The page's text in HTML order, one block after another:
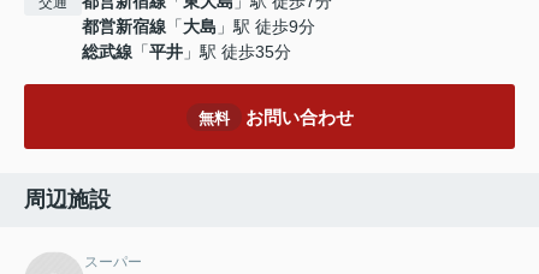
都営新宿線 「大島 」駅 徒歩9分
総武線 「平井 」駅 徒歩35分
無料 お問い合わせ
周辺施設
スーパー